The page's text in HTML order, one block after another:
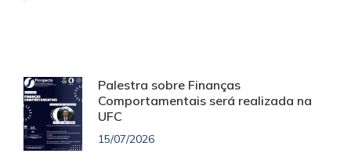
Palestra sobre Finanças
Comportamentais será realizada na
UFC
15/07/2026